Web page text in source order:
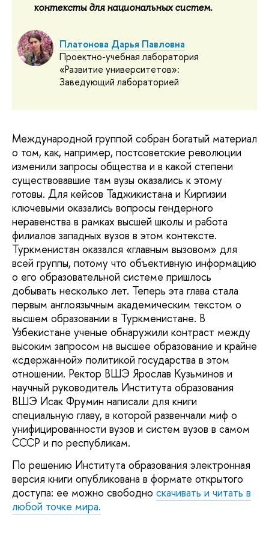
контексты для национальных систем.
Платонова Дарья Павловна
Проектно-учебная лаборатория
«Развитие университетов»:
Заведующий лабораторией
Международной группой собран богатый материал
о том, как, например, постсоветские революции
изменили запросы общества и в какой степени
существовавшие там вузы оказались к этому
готовы. Для кейсов Таджикистана и Киргизии
ключевыми оказались вопросы гендерного
неравенства в рамках высшей школы и работа
филиалов западных вузов в этом контексте.
Туркменистан оказался «главным вызовом» для
всей группы, потому что объективную информацию
о его образовательной системе пришлось
добывать несколько лет. Теперь эта глава стала
первым англоязычным академическим текстом о
высшем образовании в Туркменистане. В
Узбекистане ученые обнаружили контраст между
высоким запросом на высшее образование и крайне
«сдержанной» политикой государства в этом
отношении. Ректор ВШЭ Ярослав Кузьминов и
научный руководитель Института образования
ВШЭ Исак Фрумин написали для книги
специальную главу, в которой развенчали миф о
унифицированности вузов и систем вузов в самом
СССР и по республикам.
По решению Института образования электронная
версия книги опубликована в формате открытого
доступа: ее можно свободно скачивать и читать в
любой точке мира.